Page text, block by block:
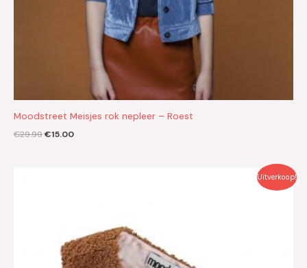
Moodstreet Meisjes rok nepleer – Roest
€29.99€15.00
Uitverkoop!